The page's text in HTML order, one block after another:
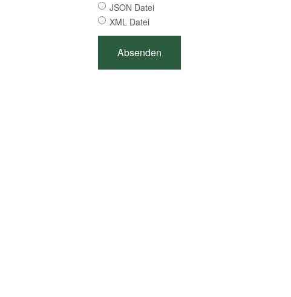
JSON Datei
XML Datei